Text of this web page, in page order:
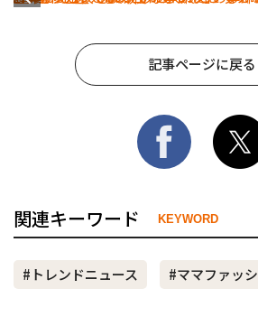
記事ページに戻る
関連キーワード KEYWORD
#トレンドニュース #ママファッ